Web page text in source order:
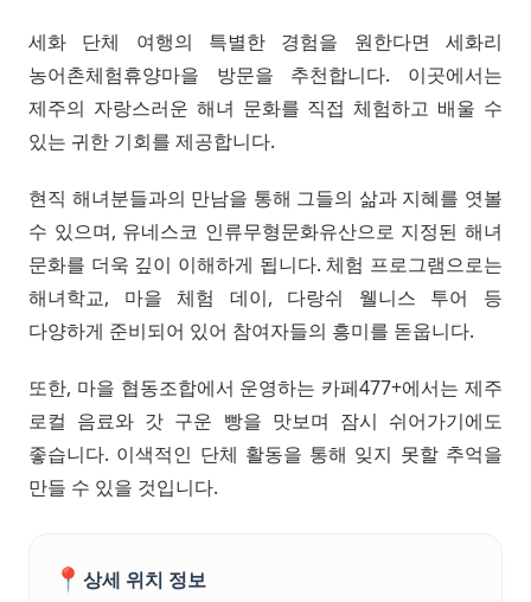
세화 단체 여행의 특별한 경험을 원한다면 세화리
농어촌체험휴양마을 방문을 추천합니다. 이곳에서는
제주의 자랑스러운 해녀 문화를 직접 체험하고 배울 수
있는 귀한 기회를 제공합니다.
현직 해녀분들과의 만남을 통해 그들의 삶과 지혜를 엿볼
수 있으며, 유네스코 인류무형문화유산으로 지정된 해녀
문화를 더욱 깊이 이해하게 됩니다. 체험 프로그램으로는
해녀학교, 마을 체험 데이, 다랑쉬 웰니스 투어 등
다양하게 준비되어 있어 참여자들의 흥미를 돋웁니다.
또한, 마을 협동조합에서 운영하는 카페477+에서는 제주
로컬 음료와 갓 구운 빵을 맛보며 잠시 쉬어가기에도
좋습니다. 이색적인 단체 활동을 통해 잊지 못할 추억을
만들 수 있을 것입니다.
📍 상세 위치 정보